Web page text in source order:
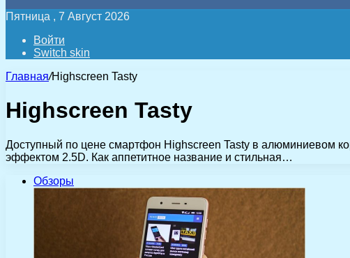
Пятница , 7 Август 2026
Войти
Switch skin
Главная/Highscreen Tasty
Highscreen Tasty
Доступный по цене смартфон Highscreen Tasty в алюминиевом
эффектом 2.5D. Как аппетитное название и стильная…
Обзоры